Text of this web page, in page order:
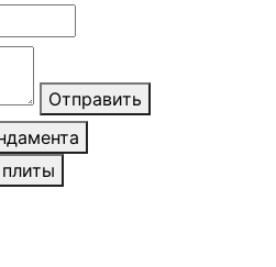
Отправить